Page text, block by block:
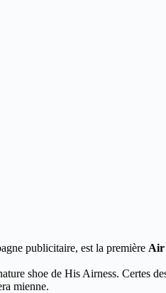
publicitaire, est la première Air
shoe de His Airness. Certes
mienne.